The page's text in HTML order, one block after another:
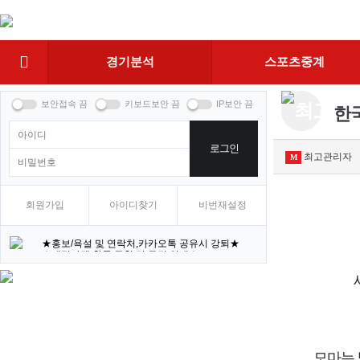
상
단
비
경기분석 스포츠중계
한
M 최고관리자
로그인
회원가입 아이디찾기 비번재설정
★배팅마켓 활동 규칙 및 규정 안내★